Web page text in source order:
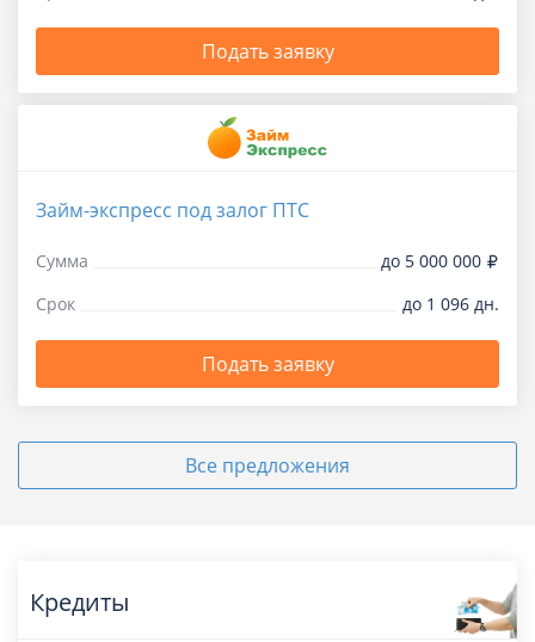
Подать заявку
Займ-экспресс под залог ПТС
Сумма
до 5 000 000
Срок
до 1 096 дн.
Подать заявку
Все предложения
Кредиты